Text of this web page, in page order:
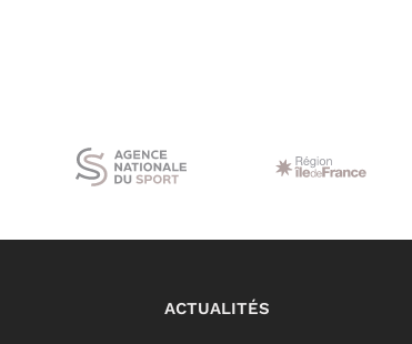
ACTUALITÉS